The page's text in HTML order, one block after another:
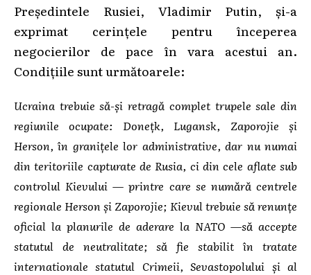
Președintele Rusiei, Vladimir Putin, și-a
exprimat cerințele pentru începerea
negocierilor de pace în vara acestui an.
Condițiile sunt următoarele:
Ucraina trebuie să-și retragă complet trupele sale din
regiunile ocupate: Donețk, Lugansk, Zaporojie și
Herson, în granițele lor administrative, dar nu numai
din teritoriile capturate de Rusia, ci din cele aflate sub
controlul Kievului — printre care se numără centrele
regionale Herson și Zaporojie; Kievul trebuie să renunțe
oficial la planurile de aderare la NATO —să accepte
statutul de neutralitate; să fie stabilit în tratate
internationale statutul Crimeii, Sevastopolului și al